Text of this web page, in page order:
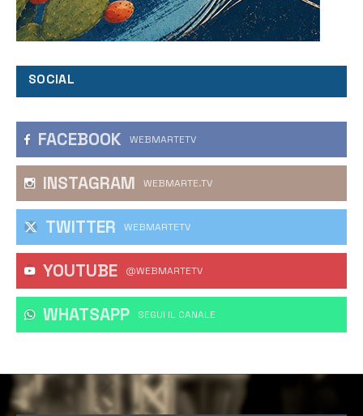
SOCIAL
FACEBOOK WEBMARTETV
INSTAGRAM WEBMARTE.TV
TWITTER WEBMARTETV
YOUTUBE @WEBMARTETV
WHATSAPP ‎SEGUI IL CANALE